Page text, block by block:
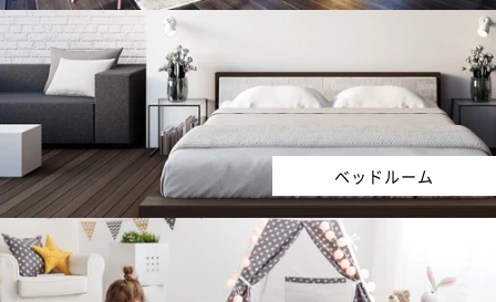
ベッドルーム